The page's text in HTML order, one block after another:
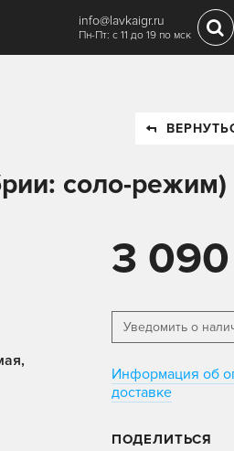
info@lavkaigr.ru
Пн-Пт: с 11 до 19 по мск
соло-режим)
3 090
Уведомить о
Информация об
доставке
ПОДЕЛИТЬСЯ